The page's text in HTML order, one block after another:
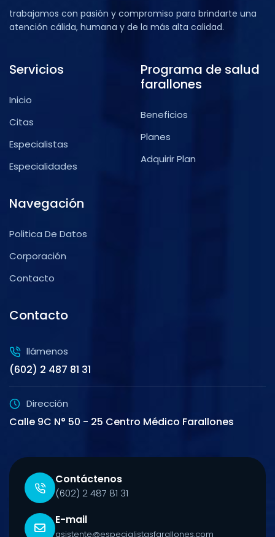
trabajamos con pasión y compromiso para brindarte una
atención cálida, humana y de la más alta calidad.
Servicios
Inicio
Citas
Especialistas
Especialidades
Programa de salud
farallones
Beneficios
Planes
Adquirir Plan
Navegación
Politica De Datos
Corporación
Contacto
Contacto
llámenos
(602) 2 487 81 31
Dirección
Calle 9C N° 50 - 25 Centro Médico Farallones
Contáctenos
(602) 2 487 81 31
E-mail
asistente@especialistasfarallones.com